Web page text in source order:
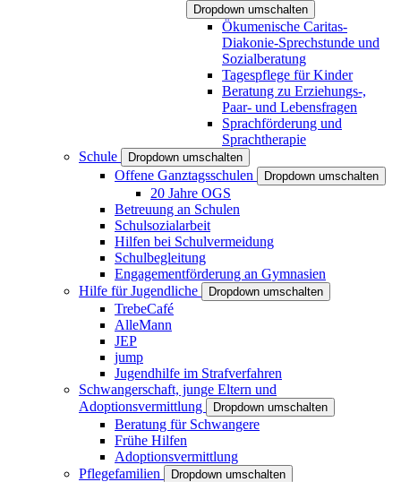
Dropdown umschalten
Ökumenische Caritas-
Diakonie-Sprechstunde und
Sozialberatung
Tagespflege für Kinder
Beratung zu Erziehungs-,
Paar- und Lebensfragen
Sprachförderung und
Sprachtherapie
Schule
Dropdown umschalten
Offene Ganztagsschulen Dropdown umschalten
20 Jahre OGS
Betreuung an Schulen
Schulsozialarbeit
Hilfen bei Schulvermeidung
Schulbegleitung
Engagementförderung an Gymnasien
Hilfe für Jugendliche
Dropdown umschalten
TrebeCafé
AlleMann
JEP
jump
Jugendhilfe im Strafverfahren
Schwangerschaft, junge Eltern und
Adoptionsvermittlung
Dropdown umschalten
Beratung für Schwangere
Frühe Hilfen
Adoptionsvermittlung
Pflegefamilien
Dropdown umschalten